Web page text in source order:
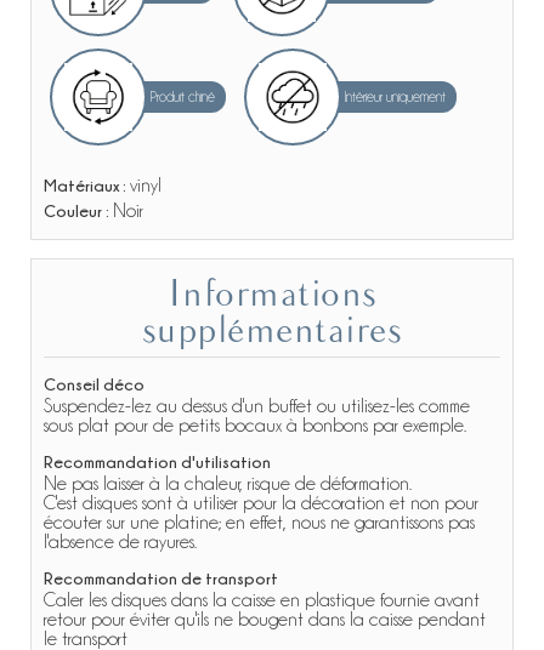
Produit chiné Intérieur uniquement
Matériaux : vinyl
Couleur : Noir
supplémentaires
Conseil déco
Suspendez-lez au dessus d'un buffet ou utilisez-les comme
sous plat pour de petits bocaux à bonbons par exemple.
Recommandation d'utilisation
Ne pas laisser à la chaleur, risque de déformation.
C'est disques sont à utiliser pour la décoration et non pour
écouter sur une platine; en effet, nous ne garantissons pas
l'absence de rayures.
Recommandation de transport
Caler les disques dans la caisse en plastique fournie avant
retour pour éviter qu'ils ne bougent dans la caisse pendant
le transport